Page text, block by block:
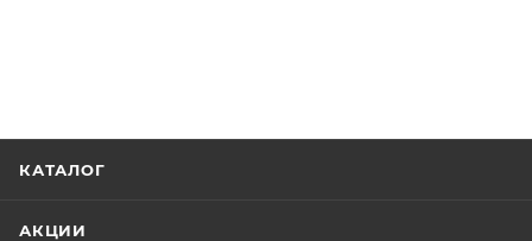
КАТАЛОГ
АКЦИИ